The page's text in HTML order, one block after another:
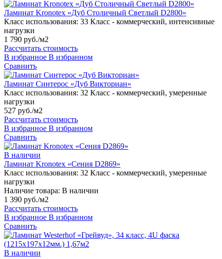
Ламинат Kronotex «Дуб Столичный Светлый D2800»
Класс использования: 33 Класс - коммерческий, интенсивные
нагрузки
1 790 руб./м2
Рассчитать стоимость
В избранное В избранном
Сравнить
Ламинат Синтерос «Дуб Викториан»
Класс использования: 32 Класс - коммерческий, умеренные
нагрузки
527 руб./м2
Рассчитать стоимость
В избранное В избранном
Сравнить
В наличии
Ламинат Kronotex «Сения D2869»
Класс использования: 32 Класс - коммерческий, умеренные
нагрузки
Наличие товара: В наличии
1 390 руб./м2
Рассчитать стоимость
В избранное В избранном
Сравнить
В наличии